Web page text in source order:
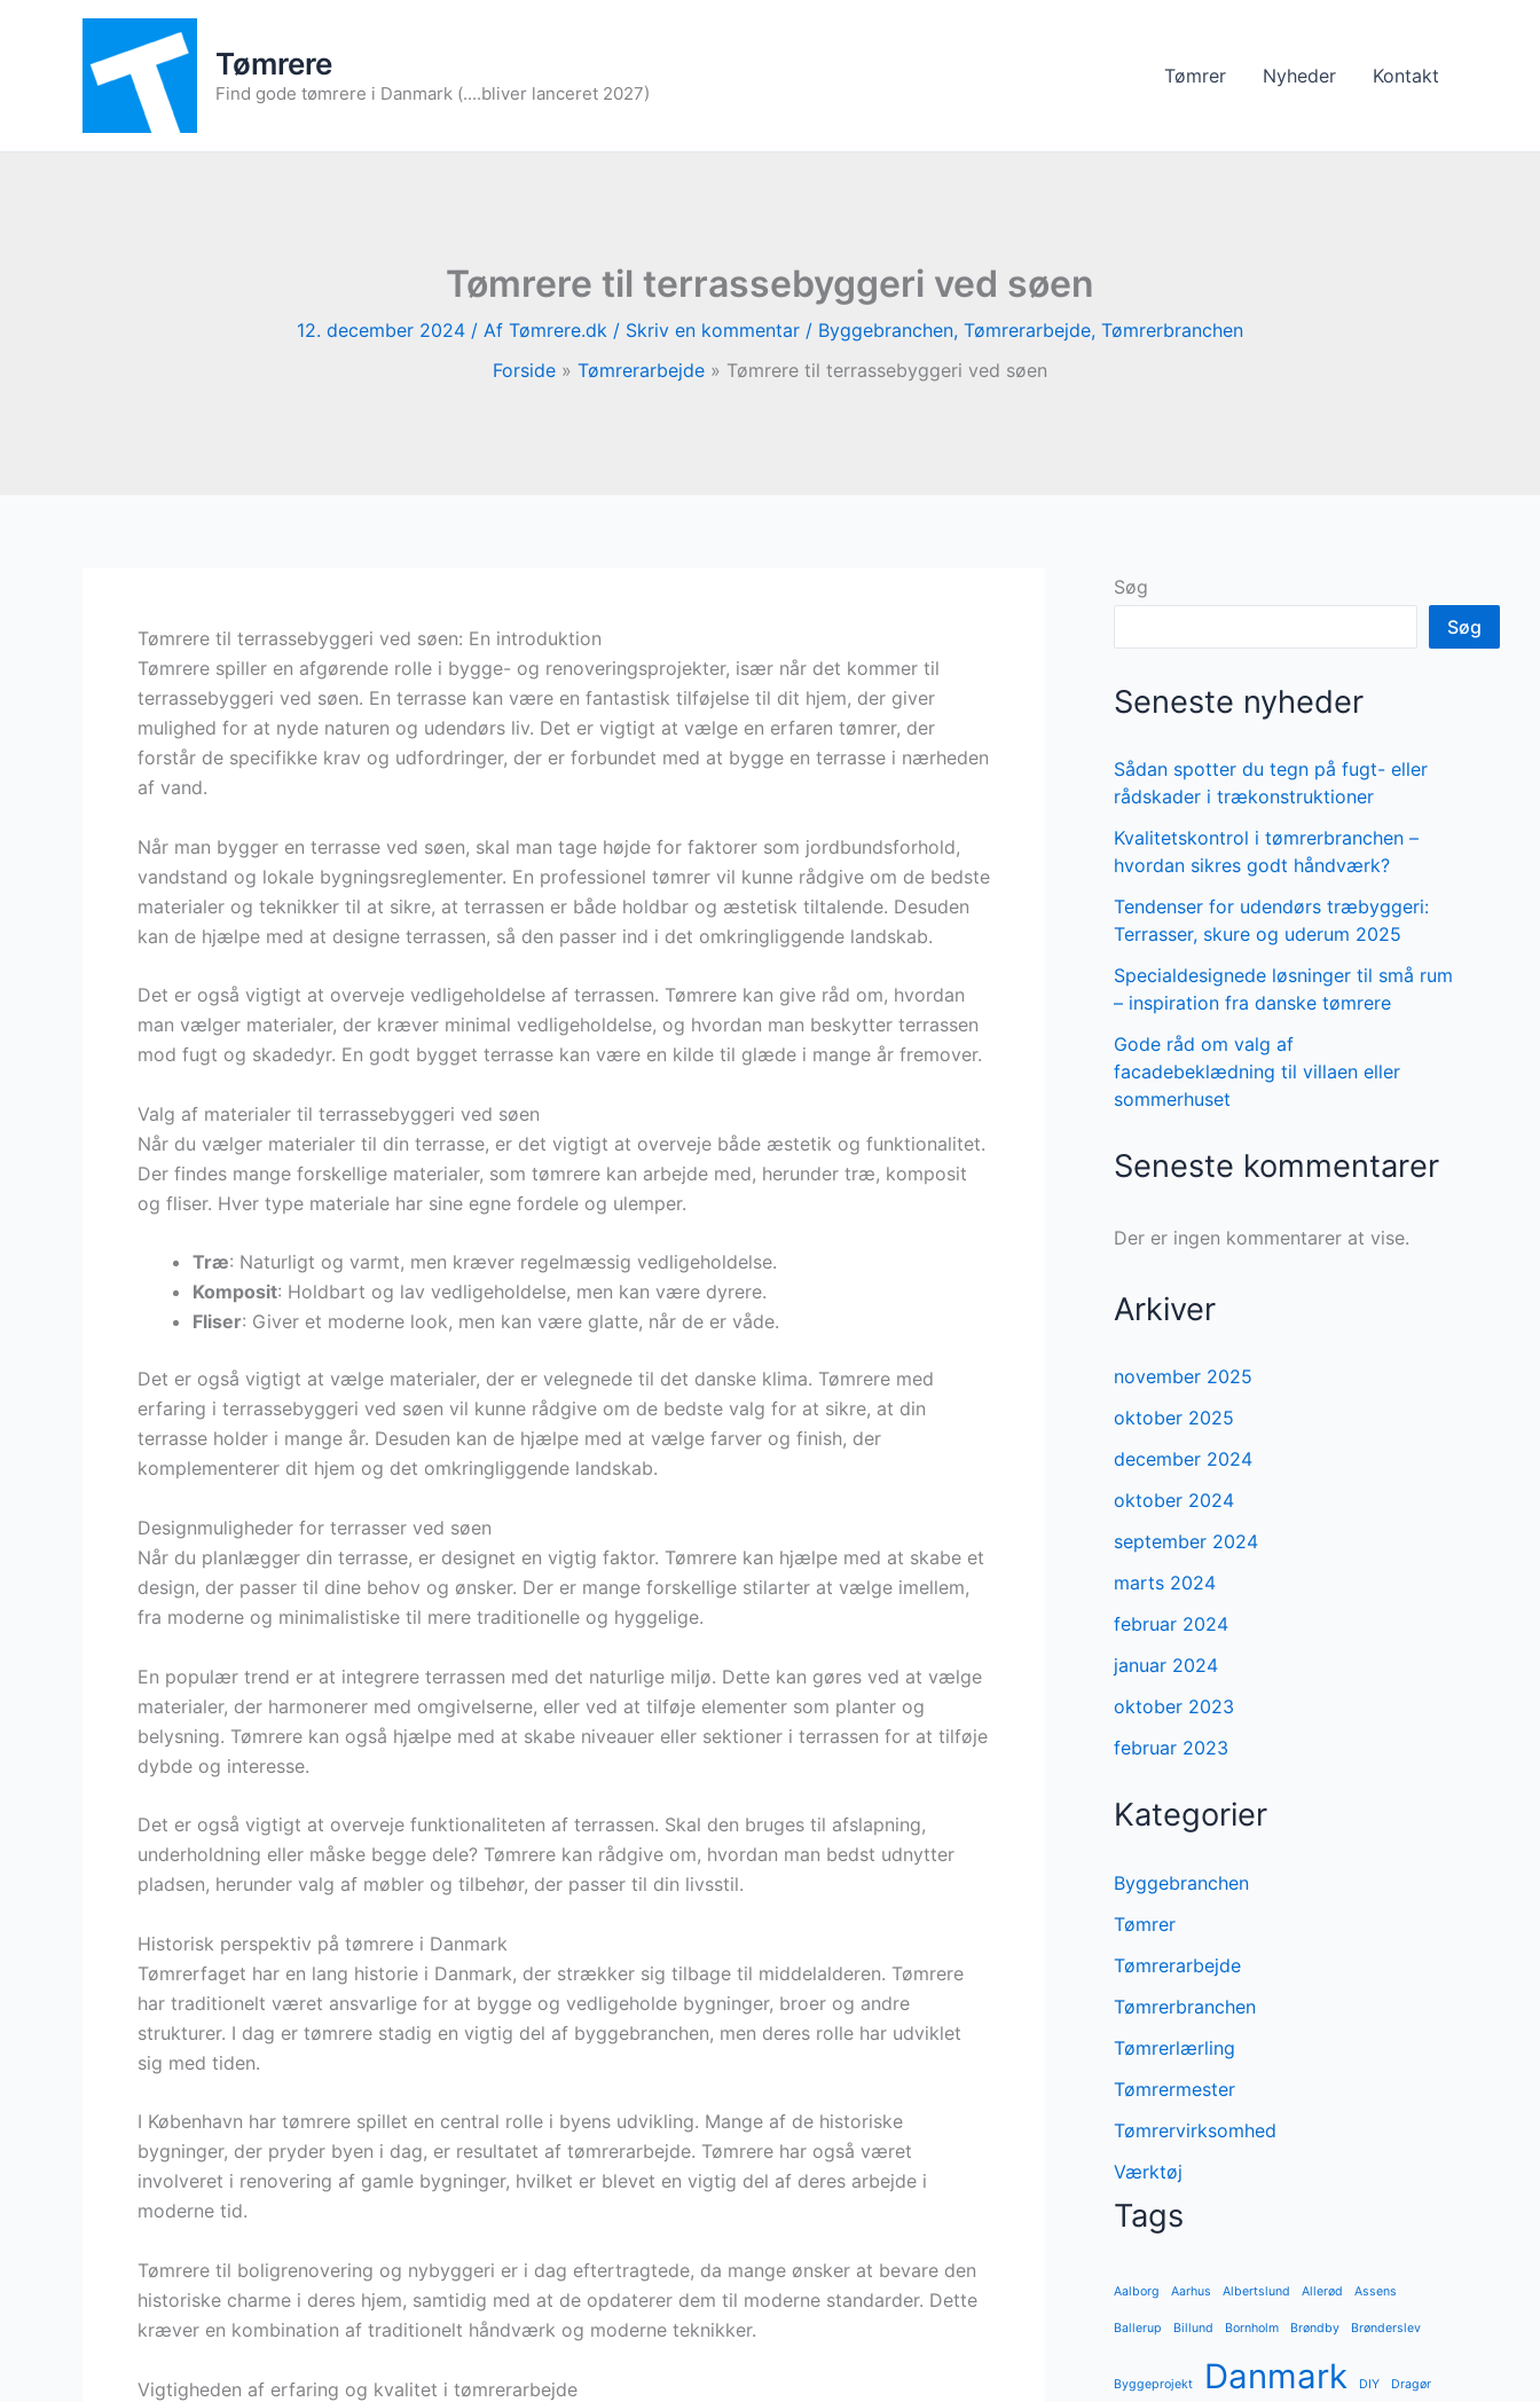
Tømrere
Find gode tømrere i Danmark (....bliver lanceret 2027)
Tømrer Nyheder Kontakt
Tømrere til terrassebyggeri ved søen
12. december 2024 / Af Tømrere.dk / Skriv en kommentar / Byggebranchen, Tømrerarbejde, Tømrerbranchen
Forside
Tømrerarbejde Tømrere til terrassebyggeri ved søen
Tømrere til terrassebyggeri ved søen: En introduktion
Tømrere spiller en afgørende rolle i bygge- og renoveringsprojekter, især når det kommer til
terrassebyggeri ved søen. En terrasse kan være en fantastisk tilføjelse til dit hjem, der giver
mulighed for at nyde naturen og udendørs liv. Det er vigtigt at vælge en erfaren tømrer, der
forstår de specifikke krav og udfordringer, der er forbundet med at bygge en terrasse i nærheden
af vand.
Når man bygger en terrasse ved søen, skal man tage højde for faktorer som jordbundsforhold,
vandstand og lokale bygningsreglementer. En professionel tømrer vil kunne rådgive om de bedste
materialer og teknikker til at sikre, at terrassen er både holdbar og æstetisk tiltalende. Desuden
kan de hjælpe med at designe terrassen, så den passer ind i det omkringliggende landskab.
Det er også vigtigt at overveje vedligeholdelse af terrassen. Tømrere kan give råd om, hvordan
man vælger materialer, der kræver minimal vedligeholdelse, og hvordan man beskytter terrassen
mod fugt og skadedyr. En godt bygget terrasse kan være en kilde til glæde i mange år fremover.
Valg af materialer til terrassebyggeri ved søen
Når du vælger materialer til din terrasse, er det vigtigt at overveje både æstetik og funktionalitet.
Der findes mange forskellige materialer, som tømrere kan arbejde med, herunder træ, komposit
og fliser. Hver type materiale har sine egne fordele og ulemper.
Træ: Naturligt og varmt, men kræver regelmæssig vedligeholdelse.
Komposit: Holdbart og lav vedligeholdelse, men kan være dyrere.
Fliser: Giver et moderne look, men kan være glatte, når de er våde.
Det er også vigtigt at vælge materialer, der er velegnede til det danske klima. Tømrere med
erfaring i terrassebyggeri ved søen vil kunne rådgive om de bedste valg for at sikre, at din
terrasse holder i mange år. Desuden kan de hjælpe med at vælge farver og finish, der
komplementerer dit hjem og det omkringliggende landskab.
Designmuligheder for terrasser ved søen
Når du planlægger din terrasse, er designet en vigtig faktor. Tømrere kan hjælpe med at skabe et
design, der passer til dine behov og ønsker. Der er mange forskellige stilarter at vælge imellem,
fra moderne og minimalistiske til mere traditionelle og hyggelige.
En populær trend er at integrere terrassen med det naturlige miljø. Dette kan gøres ved at vælge
materialer, der harmonerer med omgivelserne, eller ved at tilføje elementer som planter og
belysning. Tømrere kan også hjælpe med at skabe niveauer eller sektioner i terrassen for at tilføje
dybde og interesse.
Det er også vigtigt at overveje funktionaliteten af terrassen. Skal den bruges til afslapning,
underholdning eller måske begge dele? Tømrere kan rådgive om, hvordan man bedst udnytter
pladsen, herunder valg af møbler og tilbehør, der passer til din livsstil.
Historisk perspektiv på tømrere i Danmark
Tømrerfaget har en lang historie i Danmark, der strækker sig tilbage til middelalderen. Tømrere
har traditionelt været ansvarlige for at bygge og vedligeholde bygninger, broer og andre
strukturer. I dag er tømrere stadig en vigtig del af byggebranchen, men deres rolle har udviklet
sig med tiden.
I København har tømrere spillet en central rolle i byens udvikling. Mange af de historiske
bygninger, der pryder byen i dag, er resultatet af tømrerarbejde. Tømrere har også været
involveret i renovering af gamle bygninger, hvilket er blevet en vigtig del af deres arbejde i
moderne tid.
Tømrere til boligrenovering og nybyggeri er i dag eftertragtede, da mange ønsker at bevare den
historiske charme i deres hjem, samtidig med at de opdaterer dem til moderne standarder. Dette
kræver en kombination af traditionelt håndværk og moderne teknikker.
Vigtigheden af erfaring og kvalitet i tømrerarbejde
Søg
Søg
Seneste nyheder
Sådan spotter du tegn på fugt- eller
rådskader i trækonstruktioner
Kvalitetskontrol i tømrerbranchen –
hvordan sikres godt håndværk?
Tendenser for udendørs træbyggeri:
Terrasser, skure og uderum 2025
Specialdesignede løsninger til små rum
– inspiration fra danske tømrere
Gode råd om valg af
facadebeklædning til villaen eller
sommerhuset
Seneste kommentarer
Der er ingen kommentarer at vise.
Arkiver
november 2025
oktober 2025
december 2024
oktober 2024
september 2024
marts 2024
februar 2024
januar 2024
oktober 2023
februar 2023
Kategorier
Byggebranchen
Tømrer
Tømrerarbejde
Tømrerbranchen
Tømrerlærling
Tømrermester
Tømrervirksomhed
Værktøj
Tags
Aalborg Aarhus Albertslund Allerød Assens
Ballerup Billund Bornholm Brøndby Brønderslev
Byggeprojekt Danmark DIY Dragør